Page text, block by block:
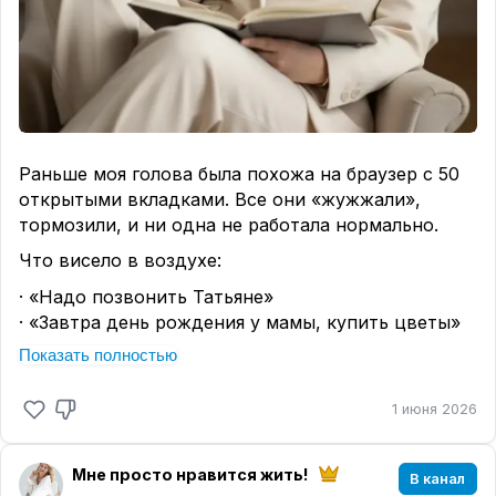
#СвойБизнес
Раньше моя голова была похожа на браузер с 50
открытыми вкладками. Все они «жужжали»,
тормозили, и ни одна не работала нормально.
Что висело в воздухе:
· «Надо позвонить Татьяне»
· «Завтра день рождения у мамы, купить цветы»
· «Отправить заказ клиенту из Ухты»
· «Написать пост в блог»
· «Не забыть достать белье из стиралки»
И так — 20–30 задач. Каждый день.
Показать полностью
1 июня 2026
Мне просто нравится жить! В канал